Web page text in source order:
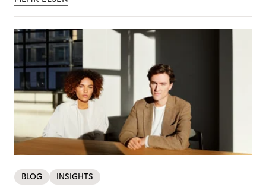
BLOG INSIGHTS